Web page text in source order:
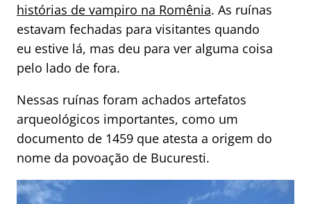
histórias de vampiro na Romênia. As ruínas
estavam fechadas para visitantes quando
eu estive lá, mas deu para ver alguma coisa
pelo lado de fora.
Nessas ruínas foram achados artefatos
arqueológicos importantes, como um
documento de 1459 que atesta a origem do
nome da povoação de Bucuresti.